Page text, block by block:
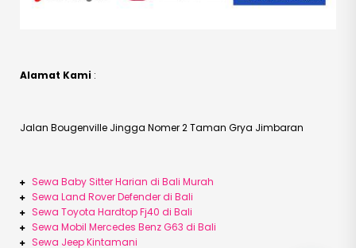
Alamat Kami :
Jalan Bougenville Jingga Nomer 2 Taman Grya Jimbaran
Sewa Baby Sitter Harian di Bali Murah
Sewa Land Rover Defender di Bali
Sewa Toyota Hardtop Fj40 di Bali
Sewa Mobil Mercedes Benz G63 di Bali
Sewa Jeep Kintamani